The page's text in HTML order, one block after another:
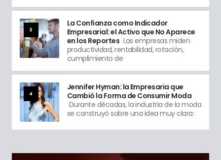
3
La Confianza como Indicador
Empresarial: el Activo que No Aparece
en los Reportes Las empresas miden
productividad, rentabilidad, rotación,
cumplimiento de
4
Jennifer Hyman: la Empresaria que
Cambió la Forma de Consumir Moda
Durante décadas, la industria de la moda
se construyó sobre una idea muy clara: